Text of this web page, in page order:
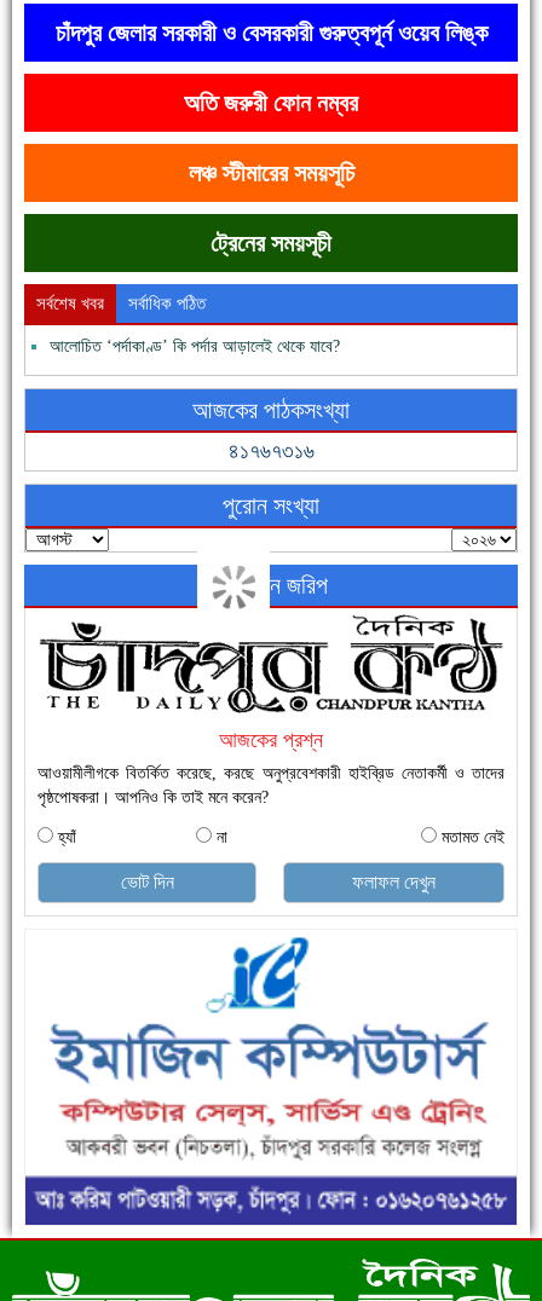
দেশে রাস্তাঘাটসহ অনেক কিছুই হয়েছে, বাড়েনি কর্মসংস্থান
ফরিদগঞ্জের ভূমিহীন ২০ পরিবার আজ নিজের পাকা ঘরে উঠছে
নতুনবাজার ফাঁড়ি পুলিশের অভিযানে ৪০ পিচ ইয়াবাসহ ১ জন গ্রেফতার
এক সপ্তাহে শনাক্ত বেড়েছে ৫৫%, মৃত্যু ৪৬%
ফরিদগঞ্জে ড্রেন ও সড়ক নির্মাণে ধীরগতি জনদুর্ভোগ চরমে
চাঁদপুর জেলার সরকারী ও বেসরকারী গুরুত্বপূর্ন ওয়েব লিঙ্ক
অতি জরুরী ফোন নম্বর
লঞ্চ স্টীমারের সময়সূচি
ট্রেনের সময়সূচী
সর্বশেষ খবর সর্বাধিক পঠিত
আলোচিত ‘পর্দাকাণ্ড’ কি পর্দার আড়ালেই থেকে যাবে?
আজকের পাঠকসংখ্যা
৪১৭৬৭৩১৬
পুরোন সংখ্যা
অনলাইন জরিপ
আজকের প্রশ্ন
আওয়ামীলীগকে বিতর্কিত করেছে, করছে অনুপ্রবেশকারী হাইব্রিড নেতাকর্মী ও তাদের
পৃষ্ঠপোষকরা। আপনিও কি তাই মনে করেন?
হ্যাঁ না মতামত নেই
ভোট দিন ফলাফল দেখুন